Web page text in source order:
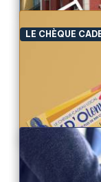
LES
Les
animations,
rubrique
Les